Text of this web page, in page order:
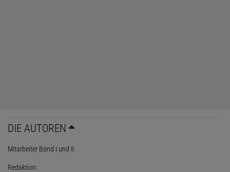
DIE AUTOREN
Mitarbeiter Band I und II
Redaktion: